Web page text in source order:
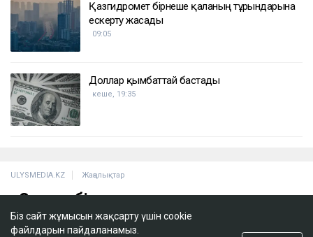
ҚАЗІР ОҚЫЛЫП ЖАТЫР
TikTok-тағы тікелей эфирде балағат сөз айтқан
ескерту жасады
09:05
Біз сайт жұмысын жақсарту үшін cookie
файлдарын пайдаланамыз.